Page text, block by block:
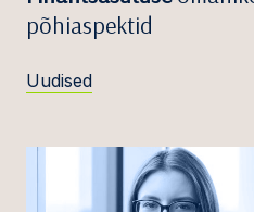
põhiaspektid
Uudised